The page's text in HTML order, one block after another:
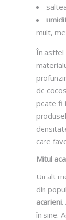
mult,
În astfel
de
poate fi
care
Mitul
Un alt
din
acarieni.
în sine.